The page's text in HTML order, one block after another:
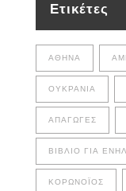
Ετικέτες
ΑΘΉΝΑ
ΟΥΚΡΑΝΊΑ
ΑΠΑΓΩΓΈΣ
ΒΙΒΛΊΟ ΓΙΑ
ΚΟΡΩΝΟΪΌΣ